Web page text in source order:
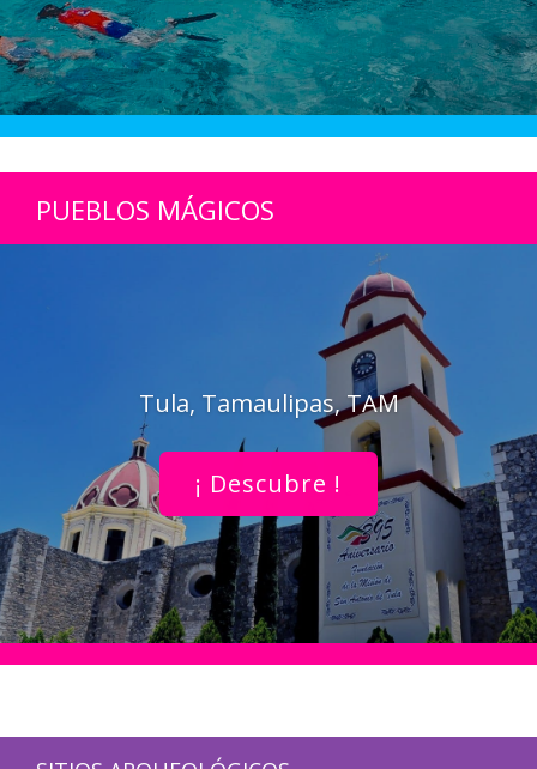
PUEBLOS MÁGICOS
Tula, Tamaulipas, TAM
¡ Descubre !